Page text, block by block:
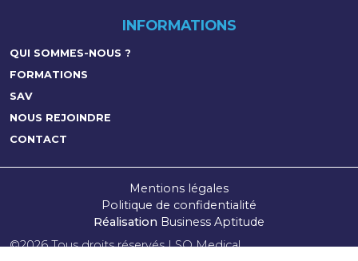
INFORMATIONS
QUI SOMMES-NOUS ?
FORMATIONS
SAV
NOUS REJOINDRE
CONTACT
Mentions légales
Politique de confidentialité
Réalisation Business Aptitude
©2026 Tous droits réservés LSO Medical